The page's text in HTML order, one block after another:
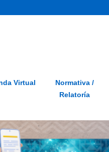
Mapa del Sitio Glosario
Virtual
Normativa /
Relatoría